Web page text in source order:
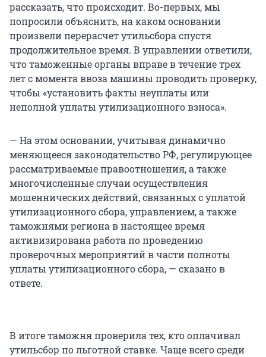
рассказать, что происходит. Во-первых, мы
попросили объяснить, на каком основании
произвели перерасчет утильсбора спустя
продолжительное время. В управлении ответили,
что таможенные органы вправе в течение трех
лет с момента ввоза машины проводить проверку,
чтобы «установить факты неуплаты или
неполной уплаты утилизационного взноса».
— На этом основании, учитывая динамично
меняющееся законодательство РФ, регулирующее
рассматриваемые правоотношения, а также
многочисленные случаи осуществления
мошеннических действий, связанных с уплатой
утилизационного сбора, управлением, а также
таможнями региона в настоящее время
активизирована работа по проведению
проверочных мероприятий в части полноты
уплаты утилизационного сбора, — сказано в
ответе.
В итоге таможня проверила тех, кто оплачивал
утильсбор по льготной ставке. Чаще всего среди